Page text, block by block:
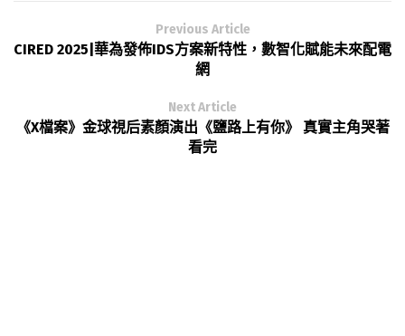
Previous Article
CIRED 2025|華為發佈IDS方案新特性，數智化賦能未來配電
網
Next Article
《X檔案》金球視后素顏演出《鹽路上有你》 真實主角哭著
看完